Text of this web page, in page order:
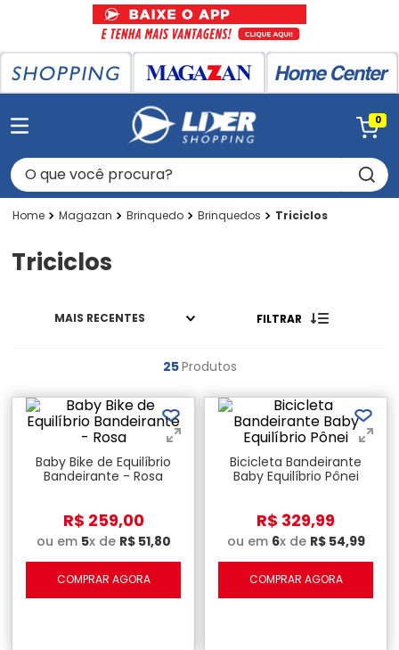
0
O que você procura?
Magazan Brinquedo Brinquedos Triciclos
Triciclos
MAIS RECENTES FILTRAR
25Produtos
Baby Bike de Equilíbrio
Bandeirante - Rosa
R$ 259,00
ou em 5x de R$ 51,80
COMPRAR AGORA
Bicicleta Bandeirante
Baby Equilíbrio Pônei
R$ 329,99
ou em 6x de R$ 54,99
COMPRAR AGORA